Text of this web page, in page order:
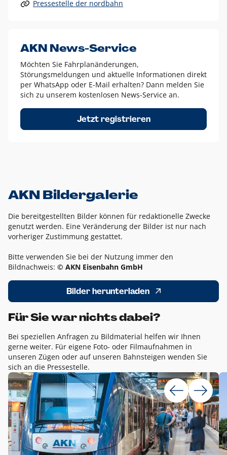
Alle anderen Logo-Varianten dürfen nur in Ausnahmefällen
Diese Ausnahmen sind zum Beispiel:
dem AKN Blau,
weißes Logo auf Fotohintergründen,
schwarzes Logo für reine Schwarz-Weiß-Umsetzungen
Um das Logo herum muss ein Schutzraum von jeweils einer
Höhe bzw. Breite des N aus AKN in alle Richtungen
Pressestelle der nordbahn
AKN News-Service
Möchten Sie Fahrplanänderungen,
Störungsmeldungen und aktuelle Informationen direkt
per WhatsApp oder E-Mail erhalten? Dann melden Sie
sich zu unserem kostenlosen News-Service an.
Jetzt registrieren
AKN Bildergalerie
Die bereitgestellten Bilder können für redaktionelle Zwecke
genutzt werden. Eine Veränderung der Bilder ist nur nach
vorheriger Zustimmung gestattet.
Bitte verwenden Sie bei der Nutzung immer den
Bildnachweis: © AKN Eisenbahn GmbH
Bilder herunterladen
Für Sie war nichts dabei?
Bei speziellen Anfragen zu Bildmaterial helfen wir Ihnen
gerne weiter. Für eigene Foto- oder Filmaufnahmen in
unseren Zügen oder auf unseren Bahnsteigen wenden Sie
sich an die Pressestelle.